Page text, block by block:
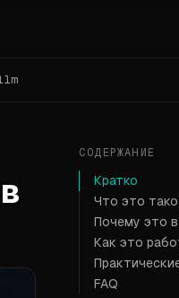
СОДЕРЖАНИЕ
Кратко
Что это
Почему это
Как это
FAQ